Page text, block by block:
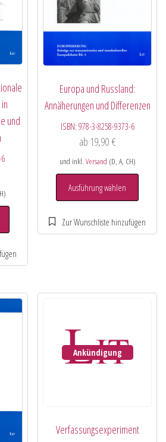
und
Europa und Russland:
Annäherungen und Differenzen
ISBN: 978-3-8258-9373-6
ab 19,90 €
und inkl. Versand (D, A, CH)
Ausführung wählen
Ankündigung
Verfassungsexperiment